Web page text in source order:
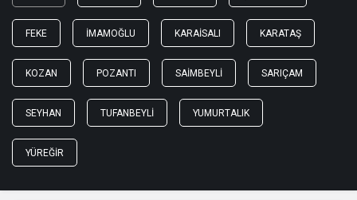
FEKE İMAMOĞLU KARAISALI KARATAŞ
KOZAN POZANTI SAIMBEYLI SARIÇAM
SEYHAN TUFANBEYLI YUMURTALIK
YÜREĞIR